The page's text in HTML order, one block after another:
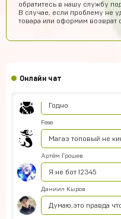
обратитесь в нашу службу
В случае, если проблему не
товара или оформим возврат
Онлайн чат
Надежный))
Амир Калтаев
Годно
Fese
Магаз топовый не
Артём Грошев
Я не бот 12345
Даниил Кыров
Думаю,это правда